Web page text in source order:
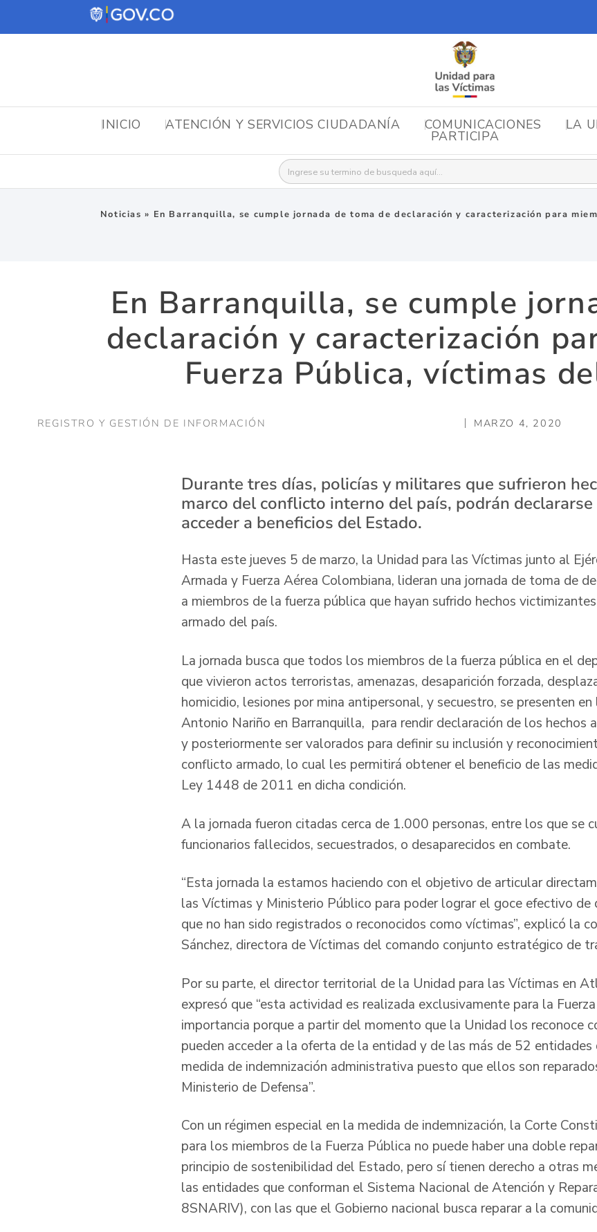
INICIO ATENCIÓN Y SERVICIOS CIUDADANÍA COMUNICACIONES LA
PARTICIPA
Buscar:
Noticias » En Barranquilla, se cumple jornada de toma de declaración y caracterización para
En Barranquilla, se cumple
declaración y caracterización
Fuerza Pública, víctimas
REGISTRO Y GESTIÓN DE INFORMACIÓN MARZO 4, 2020
Durante tres días, policías y militares que sufrieron
marco del conflicto interno del país, podrán
acceder a beneficios del Estado.
Hasta este jueves 5 de marzo, la Unidad para las Víctimas junto al
Armada y Fuerza Aérea Colombiana, lideran una jornada de toma de
a miembros de la fuerza pública que hayan sufrido hechos
armado del país.
La jornada busca que todos los miembros de la fuerza pública en el
que vivieron actos terroristas, amenazas, desaparición forzada,
homicidio, lesiones por mina antipersonal, y secuestro, se presenten
Antonio Nariño en Barranquilla, para rendir declaración de los hechos
y posteriormente ser valorados para definir su inclusión y
conflicto armado, lo cual les permitirá obtener el beneficio de las
Ley 1448 de 2011 en dicha condición.
A la jornada fueron citadas cerca de 1.000 personas, entre los que se
funcionarios fallecidos, secuestrados, o desaparecidos en combate.
“Esta jornada la estamos haciendo con el objetivo de articular
las Víctimas y Ministerio Público para poder lograr el goce efectivo de
que no han sido registrados o reconocidos como víctimas”, explicó la
Sánchez, directora de Víctimas del comando conjunto estratégico de
Por su parte, el director territorial de la Unidad para las Víctimas en
expresó que “esta actividad es realizada exclusivamente para la
importancia porque a partir del momento que la Unidad los reconoce
pueden acceder a la oferta de la entidad y de las más de 52
medida de indemnización administrativa puesto que ellos son
Ministerio de Defensa”.
Con un régimen especial en la medida de indemnización, la Corte
para los miembros de la Fuerza Pública no puede haber una doble
principio de sostenibilidad del Estado, pero sí tienen derecho a otras
las entidades que conforman el Sistema Nacional de Atención y
8SNARIV), con las que el Gobierno nacional busca reparar a la